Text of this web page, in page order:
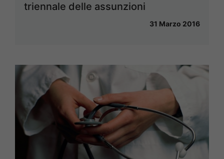
triennale delle assunzioni
31 Marzo 2016